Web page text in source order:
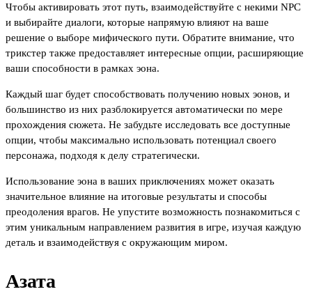
Чтобы активировать этот путь, взаимодействуйте с некими NPC
и выбирайте диалоги, которые напрямую влияют на ваше
решение о выборе мифического пути. Обратите внимание, что
трикстер также предоставляет интересные опции, расширяющие
ваши способности в рамках эона.
Каждый шаг будет способствовать получению новых эонов, и
большинство из них разблокируется автоматически по мере
прохождения сюжета. Не забудьте исследовать все доступные
опции, чтобы максимально использовать потенциал своего
персонажа, подходя к делу стратегически.
Использование эона в ваших приключениях может оказать
значительное влияние на итоговые результаты и способы
преодоления врагов. Не упустите возможность познакомиться с
этим уникальным направлением развития в игре, изучая каждую
деталь и взаимодействуя с окружающим миром.
Азата